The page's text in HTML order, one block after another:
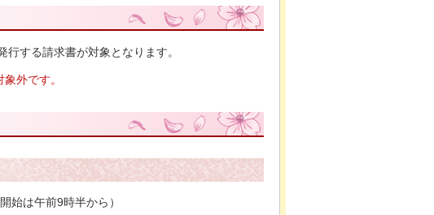
する請求書が対象となります。
外です。
始は午前9時半から）